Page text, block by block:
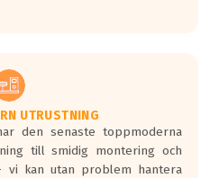
UTRUSTNING
den senaste toppmoderna
till smidig montering och
vi kan utan problem hantera